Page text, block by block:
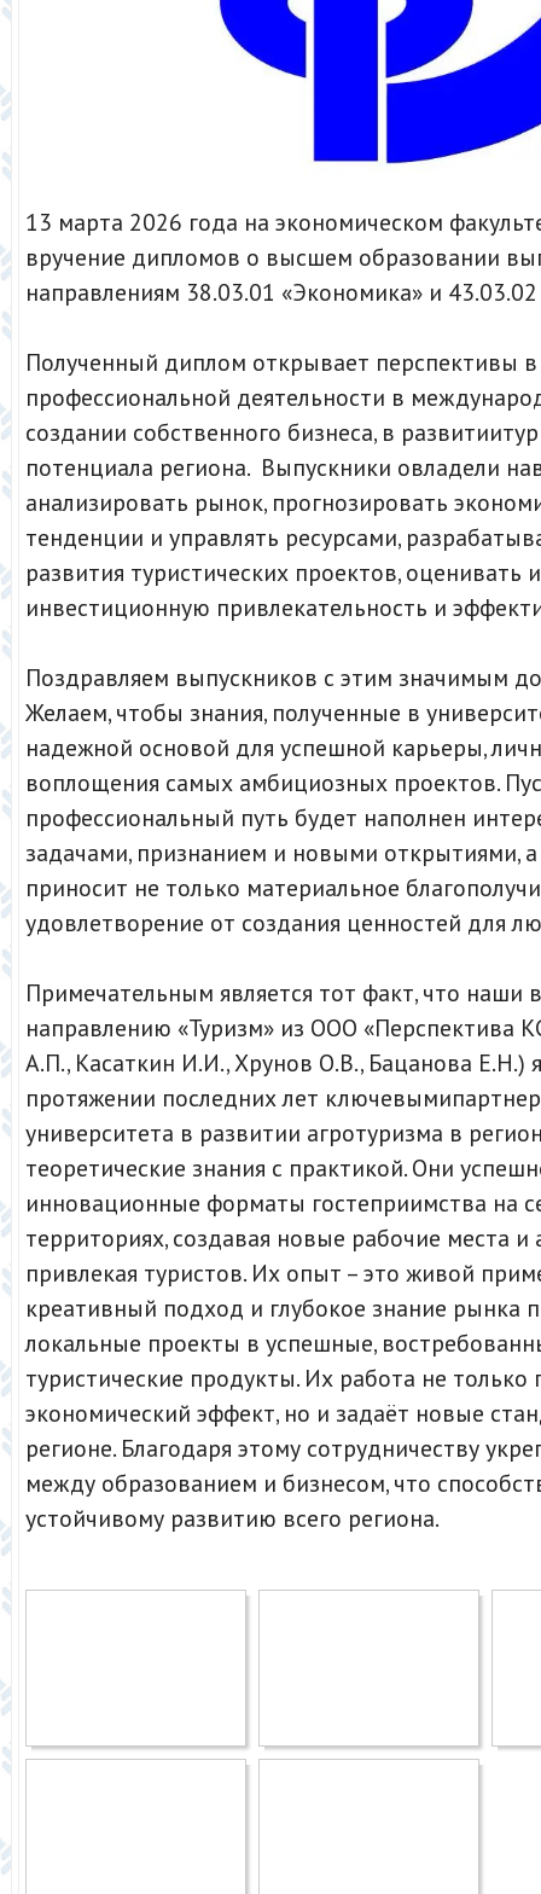
13 марта 2026 года на экономическом
вручение дипломов о высшем образовании
направлениям 38.03.01 «Экономика» и 43.03.02
Полученный диплом открывает перспективы
профессиональной деятельности в
создании собственного бизнеса, в
потенциала региона. Выпускники овладели
анализировать рынок, прогнозировать
тенденции и управлять ресурсами,
развития туристических проектов, оценивать
инвестиционную привлекательность и
Поздравляем выпускников с этим значимым
Желаем, чтобы знания, полученные в
надежной основой для успешной карьеры,
воплощения самых амбициозных проектов.
профессиональный путь будет наполнен
задачами, признанием и новыми открытиями,
приносит не только материальное
удовлетворение от создания ценностей для
Примечательным является тот факт, что наши
направлению «Туризм» из ООО «Перспектива
А.П., Касаткин И.И., Хрунов О.В., Бацанова Е.Н.)
протяжении последних лет
университета в развитии агротуризма в
теоретические знания с практикой. Они
инновационные форматы гостеприимства на
территориях, создавая новые рабочие места и
привлекая туристов. Их опыт – это живой
креативный подход и глубокое знание рынка
локальные проекты в успешные,
туристические продукты. Их работа не только
экономический эффект, но и задаёт новые
регионе. Благодаря этому сотрудничеству
между образованием и бизнесом, что
устойчивому развитию всего региона.